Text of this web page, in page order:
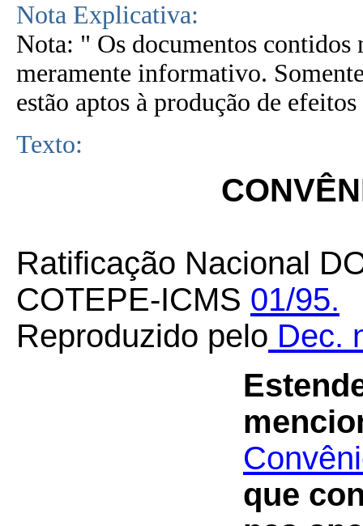
Nota Explicativa:
Nota: " Os documentos contidos
meramente informativo.
estão aptos à produção de
Texto:
Ratificação Nacional
COTEPE-ICMS 01/95.
Reproduzido pelo Dec.
que